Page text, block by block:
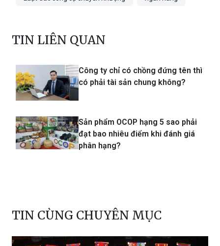
Công ty chỉ có chồng đứng tên thì
phân hạng?